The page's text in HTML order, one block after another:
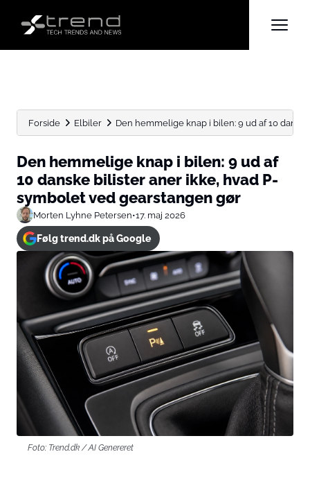
Forside Elbiler Den hemmelige knap i bilen: 9 ud af 10
Den hemmelige knap i bilen: 9 ud af
10 danske bilister aner ikke, hvad P-
symbolet ved gearstangen gør
Morten Lyhne Petersen•17. maj 2026
Følg trend.dk på Google
Foto: Trend.dk / AI Genereret